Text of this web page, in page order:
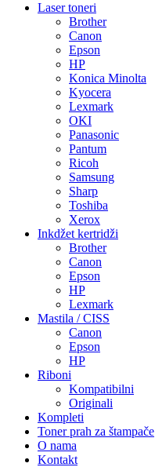
Laser toneri
Brother
Canon
Epson
HP
Konica Minolta
Kyocera
Lexmark
OKI
Panasonic
Pantum
Ricoh
Samsung
Sharp
Toshiba
Xerox
Inkdžet kertridži
Brother
Canon
Epson
HP
Lexmark
Mastila / CISS
Canon
Epson
HP
Riboni
Kompatibilni
Originali
Kompleti
Toner prah za štampače
O nama
Kontakt